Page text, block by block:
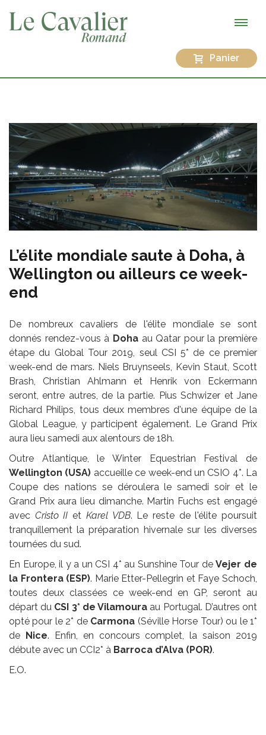
Panier
L’élite mondiale saute à Doha, à
Wellington ou ailleurs ce week-
end
De nombreux cavaliers de l'élite mondiale se sont
donnés rendez-vous à Dohaau Qatar pour la première
étape du Global Tour 2019, seul CSI 5* de ce premier
week-end de mars. Niels Bruynseels, Kevin Staut, Scott
Brash, Christian Ahlmann et Henrik von Eckermann
seront, entre autres, de la partie. Pius Schwizer et Jane
Richard Philips, tous deux membres d'une équipe de la
Global League, y participent également. Le Grand Prix
aura lieu samedi aux alentours de 18h.
Outre Atlantique, le Winter Equestrian Festival de
Wellington (USA) accueille ce week-end un CSIO 4*. La
Coupe des nations se déroulera le samedi soir et le
Grand Prix aura lieu dimanche. Martin Fuchs est engagé
avec Cristo II et Karel VDB. Le reste de l'élite poursuit
tranquillement la préparation hivernale sur les diverses
tournées du sud.
En Europe, il y a un CSI 4* au Sunshine Tour deVejer de
la Frontera (ESP). Marie Etter-Pellegrin et Faye Schoch,
toutes deux classées ce week-end en GP, seront au
départ du CSI 3* de Vilamoura au Portugal. D’autres ont
opté pour le 2* de Carmona (Séville Horse Tour) ou le 1*
de
Nice. Enfin, en concours complet, la saison 2019
débute avec un CCI2* à Barroca d’Alva (POR).
E.O.